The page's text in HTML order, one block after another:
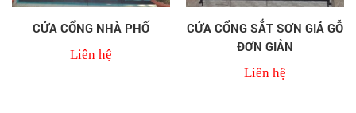
CỬA CỔNG NHÀ PHỐ
Liên hệ
CỬA CỔNG SẮT SƠN GIẢ GỖ
ĐƠN GIẢN
Liên hệ